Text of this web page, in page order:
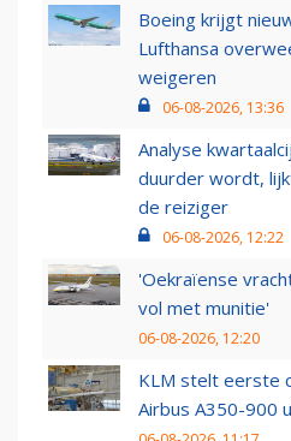
Boeing krijgt
Lufthansa
weigeren
06-08-2026, 13:36
Analyse
duurder wordt,
de reiziger
06-08-2026, 12:22
'Oekraïense
vol met munitie'
06-08-2026, 12:20
KLM stelt eerste
Airbus A350-900